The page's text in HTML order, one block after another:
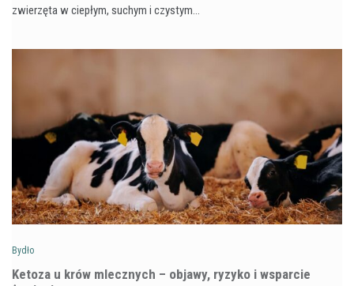
zwierzęta w ciepłym, suchym i czystym…
Bydło
Ketoza u krów mlecznych – objawy, ryzyko i wsparcie